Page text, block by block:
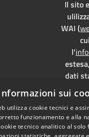
Il sito
WAI (
l'
dati
WAI
su
sui
utilizza cookie tecnici e
funzionamento e alla
tecnico analitico al solo